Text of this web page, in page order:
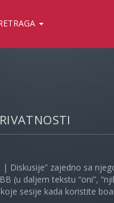
Diskusije” zajedno sa
(u daljem tekstu “oni”,
sesije kada koristite